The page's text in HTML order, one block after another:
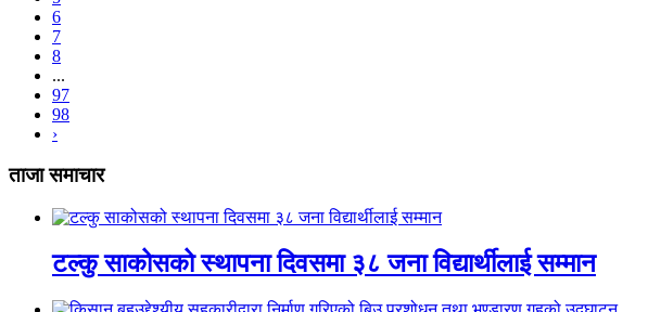
6
7
8
...
97
98
›
ताजा समाचार
टल्कु साकोसको स्थापना दिवसमा ३८ जना विद्यार्थीलाई सम्मान